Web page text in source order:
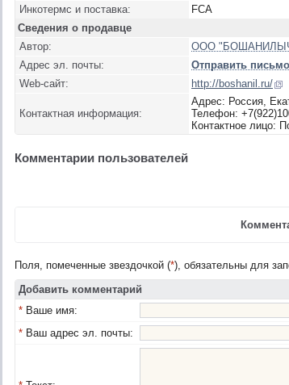
Инкотермс и поставка:
FCA
Сведения о продавце
Автор:
ООО
Адрес эл. почты:
Отправить письмо
Web-сайт:
http://boshanil.ru/
Контактная информация:
Адрес: Россия,
Телефон:
Контактное лицо:
Комментарии пользователей
Поля, помеченные звездочкой (*), обязательны для
Добавить комментарий
* Ваше имя:
* Ваш адрес эл. почты: